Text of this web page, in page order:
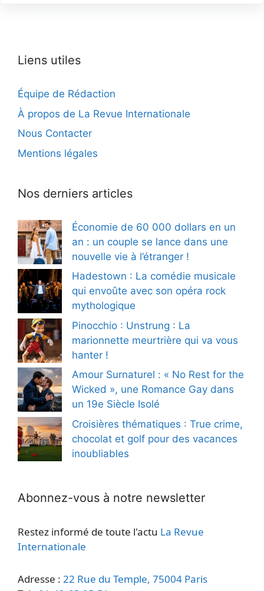
Liens utiles
Équipe de Rédaction
À propos de La Revue Internationale
Nous Contacter
Mentions légales
Nos derniers articles
Économie de 60 000 dollars en un
an : un couple se lance dans une
nouvelle vie à l’étranger !
Hadestown : La comédie musicale
qui envoûte avec son opéra rock
mythologique
Pinocchio : Unstrung : La
marionnette meurtrière qui va vous
hanter !
Amour Surnaturel : « No Rest for the
Wicked », une Romance Gay dans
un 19e Siècle Isolé
Croisières thématiques : True crime,
chocolat et golf pour des vacances
inoubliables
Abonnez-vous à notre newsletter
Restez informé de toute l'actu La Revue
Internationale
Adresse : 22 Rue du Temple, 75004 Paris